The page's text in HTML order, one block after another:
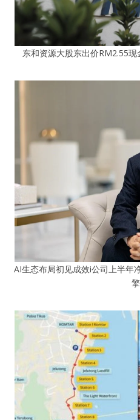
东和资源大股东出价RM2.55
AI生态布局初见成效i公司上半年
擎